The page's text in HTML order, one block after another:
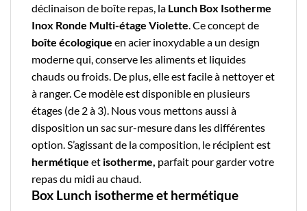
déclinaison de boîte repas , la Lunch Box Isotherme
Inox Ronde Multi-étage Violette . Ce concept de
boîte écologique en acier inoxydable a un design
moderne qui, conserve les aliments et liquides
chauds ou froids. De plus, elle est facile à nettoyer et
à ranger. Ce modèle est disponible en plusieurs
étages (de 2 à 3). Nous vous mettons aussi à
disposition un sac sur-mesure dans les différentes
option. S’agissant de la composition, le récipient est
hermétique et isotherme parfait pour garder votre
repas du midi au chaud.
Box Lunch isotherme et hermétique